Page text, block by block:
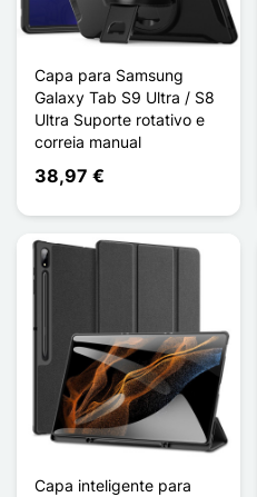
Capa para Samsung
Galaxy Tab S9 Ultra / S8
Ultra Suporte rotativo e
correia manual
38,97 €
Capa inteligente para